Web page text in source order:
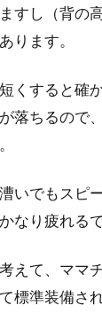
すし（背の
ります。
くすると確
落ちるので
いでもスピ
なり疲れるで
えて、ママ
標準装備さ